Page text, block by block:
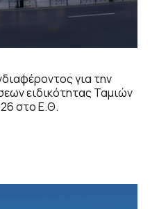
για την
ειδικότητας Ταμιών
στο Ε.Θ.